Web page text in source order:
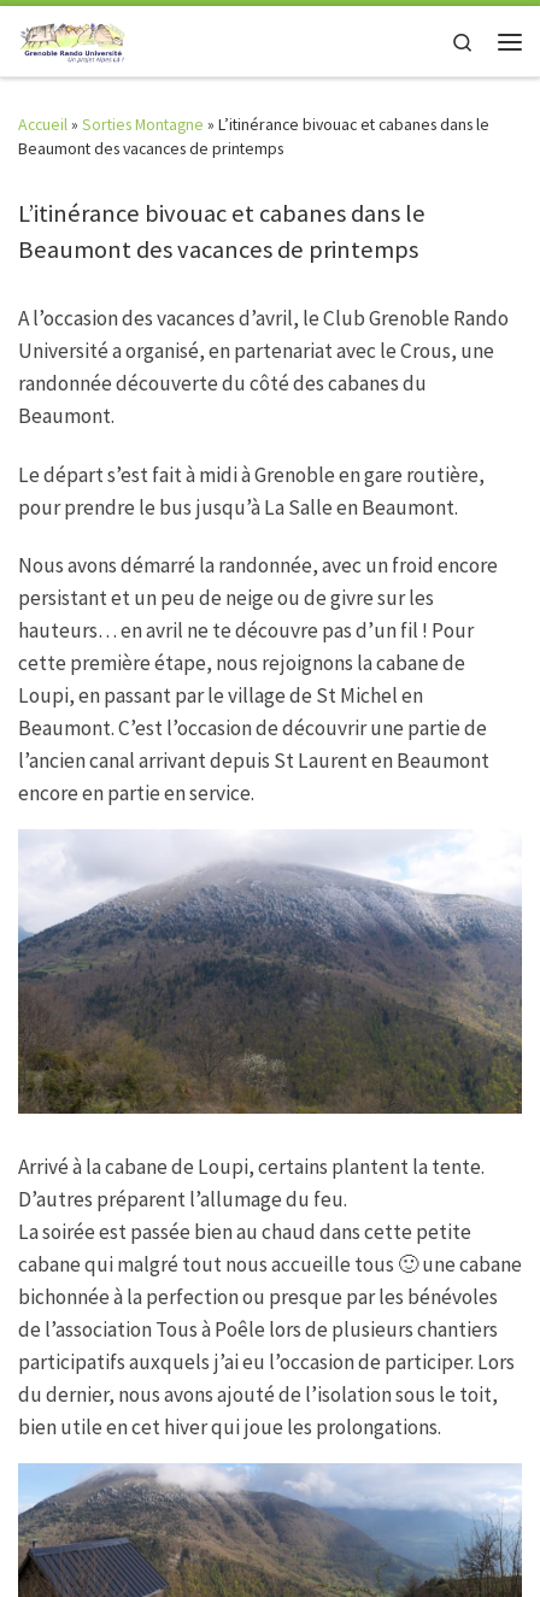
Skip to content
Search
Accueil» Sorties Montagne » L’itinérance bivouac et cabanes dans le
Beaumont des vacances de printemps
L’itinérance bivouac et cabanes dans le
Beaumont des vacances de printemps
A l’occasion des vacances d’avril, le Club Grenoble Rando
Université a organisé, en partenariat avec le Crous, une
randonnée découverte du côté des cabanes du
Beaumont.
Le départ s’est fait à midi à Grenoble en gare routière,
pour prendre le bus jusqu’à La Salle en Beaumont.
Nous avons démarré la randonnée, avec un froid encore
persistant et un peu de neige ou de givre sur les
hauteurs… en avril ne te découvre pas d’un fil ! Pour
cette première étape, nous rejoignons la cabane de
Loupi, en passant par le village de St Michel en
Beaumont. C’est l’occasion de découvrir une partie de
l’ancien canal arrivant depuis St Laurent en Beaumont
encore en partie en service.
Arrivé à la cabane de Loupi, certains plantent la tente.
D’autres préparent l’allumage du feu.
La soirée est passée bien au chaud dans cette petite
cabane qui malgré tout nous accueille tous 🙂 une cabane
bichonnée à la perfection ou presque par les bénévoles
de l’association Tous à Poêle lors de plusieurs chantiers
participatifs auxquels j’ai eu l’occasion de participer. Lors
du dernier, nous avons ajouté de l’isolation sous le toit,
bien utile en cet hiver qui joue les prolongations.